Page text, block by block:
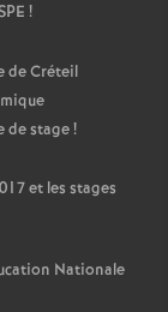
!
de Créteil
de stage!
et les stages
Nationale